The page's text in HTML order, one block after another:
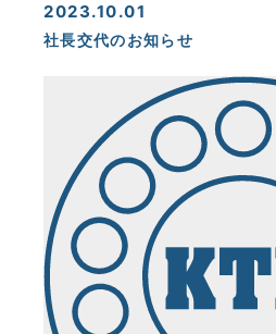
2023.10.01
社長交代のお知らせ